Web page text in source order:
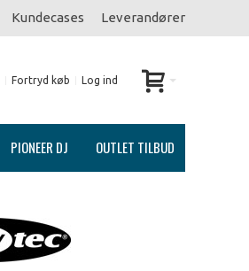
Kundecases Leverandører
Fortryd køb Log ind
PIONEER DJ OUTLET TILBUD